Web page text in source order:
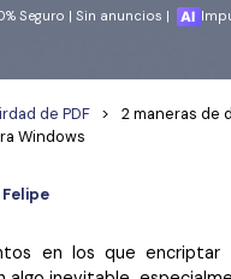
Nuevo
PDF
PDF
PDF
PDF
PDF
PDF con IA
con documentos
PDF
PDF
PDF
Seguro | Sin anuncios |
de PDF >
2 maneras de
Windows
en los que encriptar